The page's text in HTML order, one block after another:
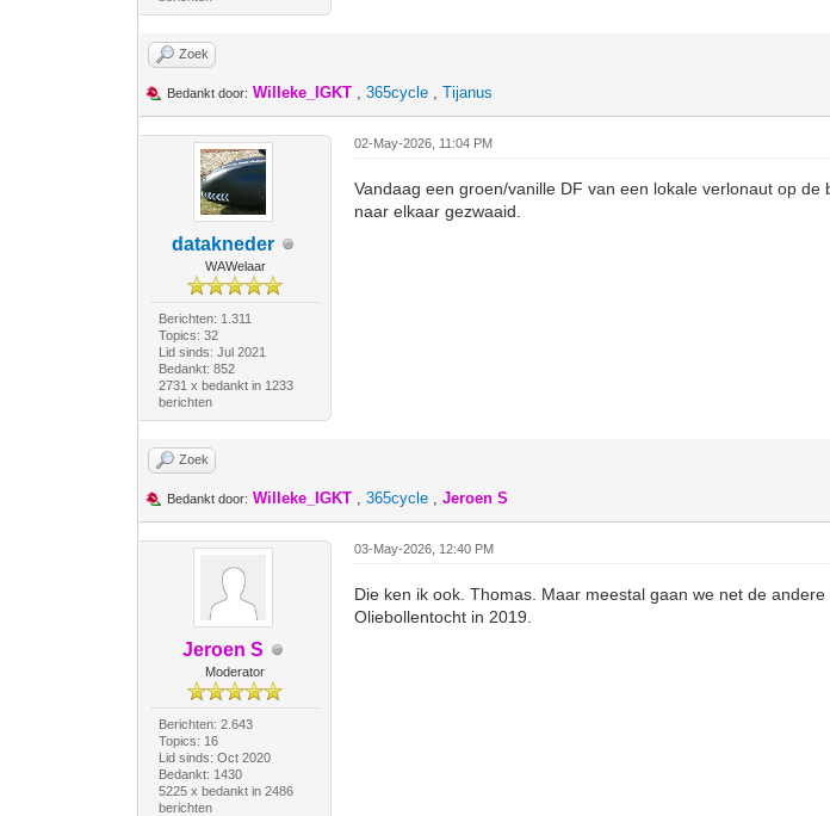
Zoek
Bedankt door: Willeke_IGKT ,365cycle ,Tijanus
datakneder
WAWelaar
Berichten: 1.311
Topics: 32
Lid sinds: Jul 2021
Bedankt: 852
2731 x bedankt in 1233
berichten
02-May-2026, 11:04 PM
Vandaag een groen/vanille DF van een lokale verlonaut op
naar elkaar gezwaaid.
Zoek
Bedankt door: Willeke_IGKT ,365cycle ,Jeroen S
Jeroen S
Moderator
Berichten: 2.643
Topics: 16
Lid sinds: Oct 2020
Bedankt: 1430
5225 x bedankt in 2486
berichten
03-May-2026, 12:40 PM
Die ken ik ook. Thomas. Maar meestal gaan we net de
Oliebollentocht in 2019.